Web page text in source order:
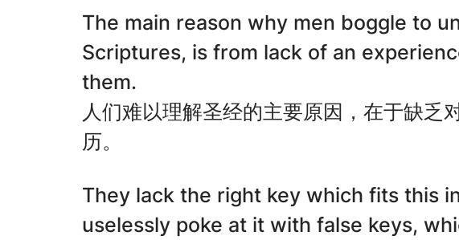
The main reason why men boggle to
Scriptures, is from lack of an
them.
人们难以理解圣经的主要原因，在于缺乏
历。
They lack the right key which fits this
uselessly poke at it with false keys,